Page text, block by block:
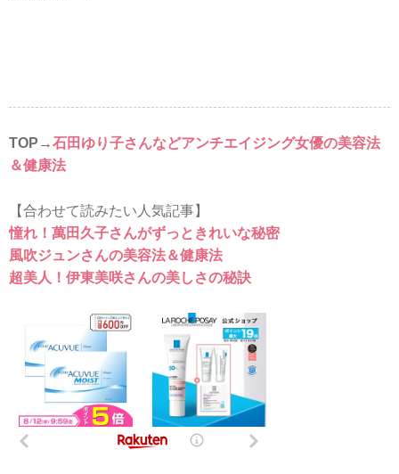
TOP→石田ゆり子さんなどアンチエイジング女優の美容法
＆健康法
【合わせて読みたい人気記事】
憧れ！萬田久子さんがずっときれいな秘密
風吹ジュンさんの美容法＆健康法
超美人！伊東美咲さんの美しさの秘訣